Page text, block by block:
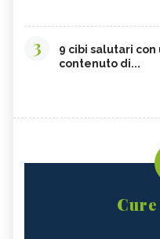
3
9 cibi salutari con
contenuto di...